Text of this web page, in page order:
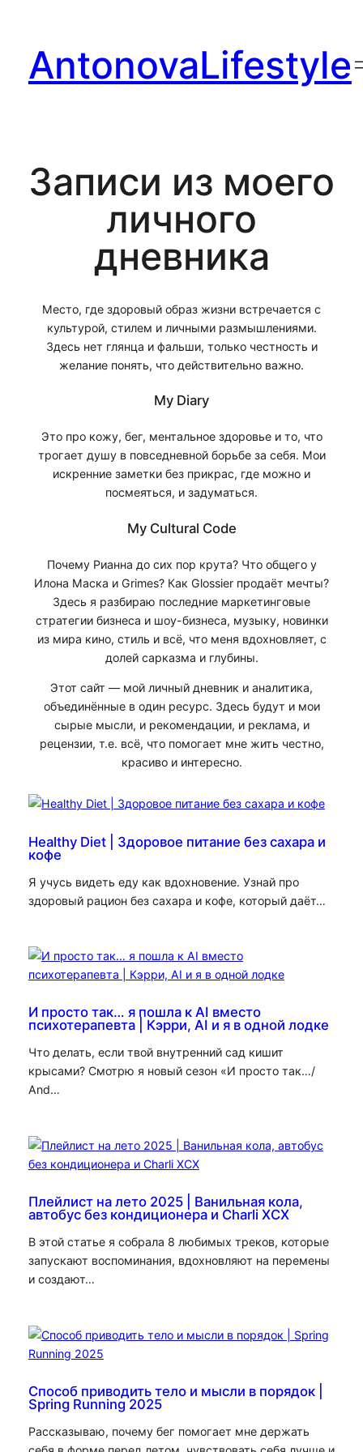
содержимому
AntonovaLifestyle
Записи из моего
личного
дневника
Место, где здоровый образ жизни встречается с
культурой, стилем и личными размышлениями.
Здесь нет глянца и фальши, только честность и
желание понять, что действительно важно.
My Diary
Это про кожу, бег, ментальное здоровье и то, что
трогает душу в повседневной борьбе за себя. Мои
искренние заметки без прикрас, где можно и
посмеяться, и задуматься.
My Cultural Code
Почему Рианна до сих пор крута? Что общего у
Илона Маска и Grimes? Как Glossier продаёт мечты?
Здесь я разбираю последние маркетинговые
стратегии бизнеса и шоу-бизнеса, музыку, новинки
из мира кино, стиль и всё, что меня вдохновляет, с
долей сарказма и глубины.
Этот сайт — мой личный дневник и аналитика,
объединённые в один ресурс. Здесь будут и мои
сырые мысли, и рекомендации, и реклама, и
рецензии, т.е. всё, что помогает мне жить честно,
красиво и интересно.
Healthy Diet | Здоровое питание без сахара и
кофе
Я учусь видеть еду как вдохновение. Узнай про
здоровый рацион без сахара и кофе, который даёт…
И просто так… я пошла к AI вместо
психотерапевта | Кэрри, AI и я в одной лодке
Что делать, если твой внутренний сад кишит
крысами? Смотрю я новый сезон «И просто так…/
And…
Плейлист на лето 2025 | Ванильная кола,
автобус без кондиционера и Charli XCX
В этой статье я собрала 8 любимых треков, которые
запускают воспоминания, вдохновляют на перемены
и создают…
Способ приводить тело и мысли в порядок |
Spring Running 2025
Рассказываю, почему бег помогает мне держать